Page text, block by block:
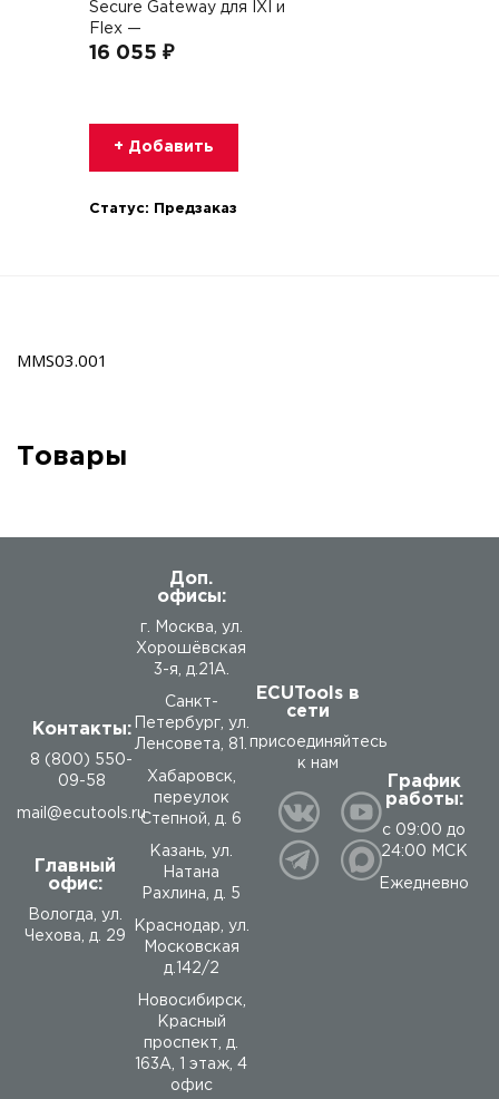
Secure Gateway для IXI и
Flex —
16 055 ₽
+ Добавить
Статус: Предзаказ
MMS03.001
Товары
Контакты:
8 (800) 550-
09-58
mail@ecutools.ru
Главный
офис:
Вологда, ул.
Чехова, д. 29
Доп.
офисы:
г. Москва, ул.
Хорошёвская
3-я, д.21А.
Санкт-
Петербург, ул.
Ленсовета, 81.
Хабаровск,
переулок
Степной, д. 6
Казань, ул.
Натана
Рахлина, д. 5
Краснодар, ул.
Московская
д.142/2
Новосибирск,
Красный
проспект, д.
163А, 1 этаж, 4
офис
ECUTools в
сети
присоединяйтесь
к нам
График
работы:
с 09:00 до
24:00 МСК
Ежедневно